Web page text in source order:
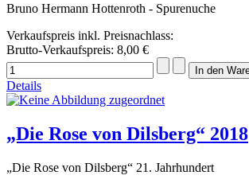
Bruno Hermann Hottenroth - Spurenuche
Verkaufspreis inkl. Preisnachlass:
Brutto-Verkaufspreis: 8,00 €
Details
„Die Rose von Dilsberg“ 2018
„Die Rose von Dilsberg“ 21. Jahrhundert